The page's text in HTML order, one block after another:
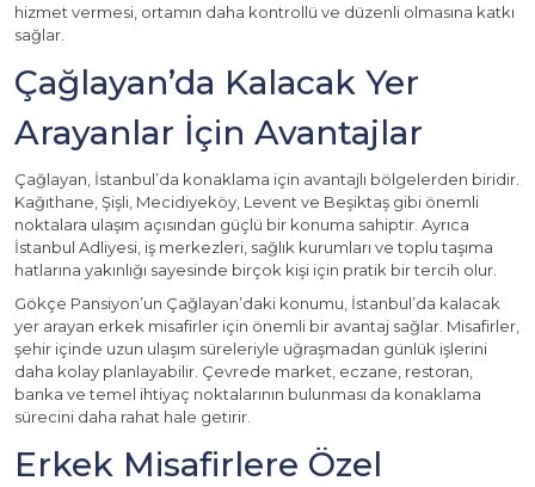
hizmet vermesi, ortamın daha kontrollü ve düzenli olmasına katkı
sağlar.
Çağlayan’da Kalacak Yer
Arayanlar İçin Avantajlar
Çağlayan, İstanbul’da konaklama için avantajlı bölgelerden biridir.
Kağıthane, Şişli, Mecidiyeköy, Levent ve Beşiktaş gibi önemli
noktalara ulaşım açısından güçlü bir konuma sahiptir. Ayrıca
İstanbul Adliyesi, iş merkezleri, sağlık kurumları ve toplu taşıma
hatlarına yakınlığı sayesinde birçok kişi için pratik bir tercih olur.
Gökçe Pansiyon’un Çağlayan’daki konumu, İstanbul’da kalacak
yer arayan erkek misafirler için önemli bir avantaj sağlar. Misafirler,
şehir içinde uzun ulaşım süreleriyle uğraşmadan günlük işlerini
daha kolay planlayabilir. Çevrede market, eczane, restoran,
banka ve temel ihtiyaç noktalarının bulunması da konaklama
sürecini daha rahat hale getirir.
Erkek Misafirlere Özel